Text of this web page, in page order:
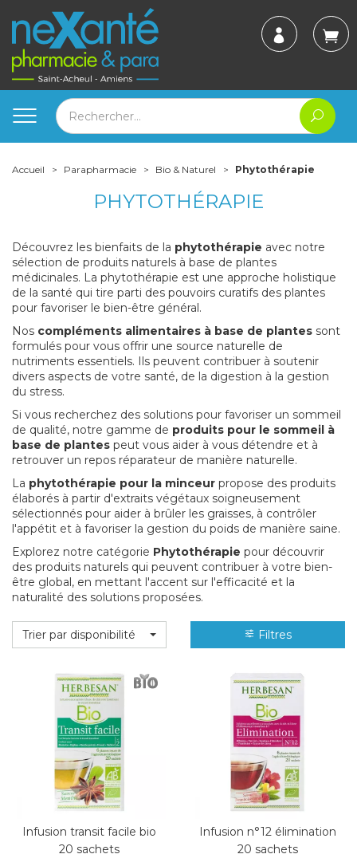
Accueil Parapharmacie Bio & Naturel Phytothérapie
PHYTOTHÉRAPIE
Découvrez les bienfaits de la phytothérapie avec notre
sélection de produits naturels à base de plantes
médicinales. La phytothérapie est une approche holistique
de la santé qui tire parti des pouvoirs curatifs des plantes
pour favoriser le bien-être général.
Nos compléments alimentaires à base de plantes sont
formulés pour vous offrir une source naturelle de
nutriments essentiels. Ils peuvent contribuer à soutenir
divers aspects de votre santé, de la digestion à la gestion
du stress.
Si vous recherchez des solutions pour favoriser un sommeil
de qualité, notre gamme de produits pour le sommeil à
base de plantes peut vous aider à vous détendre et à
retrouver un repos réparateur de manière naturelle.
La phytothérapie pour la minceur propose des produits
élaborés à partir d'extraits végétaux soigneusement
sélectionnés pour aider à brûler les graisses, à contrôler
l'appétit et à favoriser la gestion du poids de manière saine.
Explorez notre catégorie Phytothérapie pour découvrir
des produits naturels qui peuvent contribuer à votre bien-
être global, en mettant l'accent sur l'efficacité et la
naturalité des solutions proposées.
Trier par disponibilité Filtres
Infusion transit facile bio
20 sachets
Infusion n°12 élimination
20 sachets